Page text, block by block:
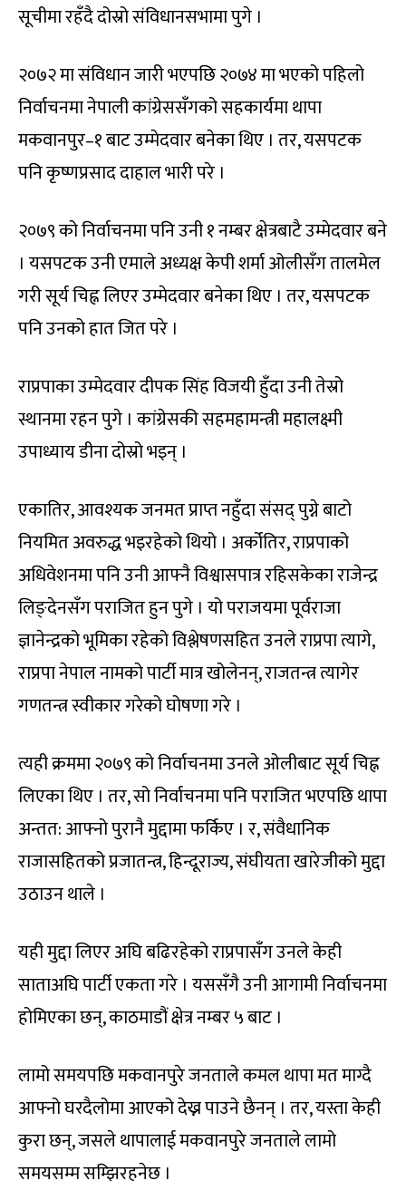
सूचीमा रहँदै दोस्रो संविधानसभामा पुगे ।
२०७२ मा संविधान जारी भएपछि २०७४ मा भएको पहिलो
निर्वाचनमा नेपाली कांग्रेससँगको सहकार्यमा थापा
मकवानपुर–१ बाट उम्मेदवार बनेका थिए । तर, यसपटक
पनि कृष्णप्रसाद दाहाल भारी परे ।
२०७९ को निर्वाचनमा पनि उनी १ नम्बर क्षेत्रबाटै उम्मेदवार बने
। यसपटक उनी एमाले अध्यक्ष केपी शर्मा ओलीसँग तालमेल
गरी सूर्य चिह्न लिएर उम्मेदवार बनेका थिए । तर, यसपटक
पनि उनको हात जित परे ।
राप्रपाका उम्मेदवार दीपक सिंह विजयी हुँदा उनी तेस्रो
स्थानमा रहन पुगे । कांग्रेसकी सहमहामन्त्री महालक्ष्मी
उपाध्याय डीना दोस्रो भइन् ।
एकातिर, आवश्यक जनमत प्राप्त नहुँदा संसद् पुग्ने बाटो
नियमित अवरुद्ध भइरहेको थियो । अर्कोतिर, राप्रपाको
अधिवेशनमा पनि उनी आफ्नै विश्वासपात्र रहिसकेका राजेन्द्र
लिङ्देनसँग पराजित हुन पुगे । यो पराजयमा पूर्वराजा
ज्ञानेन्द्रको भूमिका रहेको विश्लेषणसहित उनले राप्रपा त्यागे,
राप्रपा नेपाल नामको पार्टी मात्र खोलेनन्, राजतन्त्र त्यागेर
गणतन्त्र स्वीकार गरेको घोषणा गरे ।
त्यही क्रममा २०७९ को निर्वाचनमा उनले ओलीबाट सूर्य चिह्न
लिएका थिए । तर, सो निर्वाचनमा पनि पराजित भएपछि थापा
अन्तत: आफ्नो पुरानै मुद्दामा फर्किए । र, संवैधानिक
राजासहितको प्रजातन्त्र, हिन्दूराज्य, संघीयता खारेजीको मुद्दा
उठाउन थाले ।
यही मुद्दा लिएर अघि बढिरहेको राप्रपासँग उनले केही
साताअघि पार्टी एकता गरे । यससँगै उनी आगामी निर्वाचनमा
होमिएका छन्, काठमाडौं क्षेत्र नम्बर ५ बाट ।
लामो समयपछि मकवानपुरे जनताले कमल थापा मत माग्दै
आफ्नो घरदैलोमा आएको देख्न पाउने छैनन् । तर, यस्ता केही
कुरा छन्, जसले थापालाई मकवानपुरे जनताले लामो
समयसम्म सम्झिरहनेछ ।